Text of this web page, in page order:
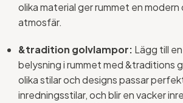
olika material ger rummet en modern
atmosfär.
&tradition golvlampor: Lägg till
belysning i rummet med &traditions
olika stilar och designs passar
inredningsstilar, och blir en vacker